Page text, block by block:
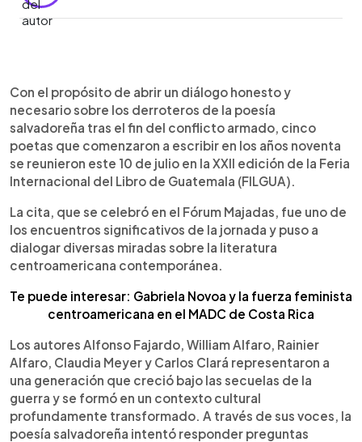
► Escuchar artículo
Con el propósito de abrir un diálogo honesto y
necesario sobre los derroteros de la poesía
salvadoreña tras el fin del conflicto armado, cinco
poetas que comenzaron a escribir en los años noventa
se reunieron este 10 de julio en la XXII edición de la Feria
Internacional del Libro de Guatemala (FILGUA).
La cita, que se celebró en el Fórum Majadas, fue uno de
los encuentros significativos de la jornada y puso a
dialogar diversas miradas sobre la literatura
centroamericana contemporánea.
Te puede interesar: Gabriela Novoa y la fuerza feminista
centroamericana en el MADC de Costa Rica
Los autores Alfonso Fajardo, William Alfaro, Rainier
Alfaro, Claudia Meyer y Carlos Clará representaron a
una generación que creció bajo las secuelas de la
guerra y se formó en un contexto cultural
profundamente transformado. A través de sus voces, la
poesía salvadoreña intentó responder preguntas